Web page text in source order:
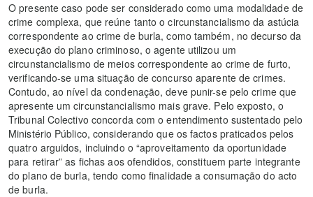
O presente caso pode ser considerado como uma modalidade de
crime complexa, que reúne tanto o circunstancialismo da astúcia
correspondente ao crime de burla, como também, no decurso da
execução do plano criminoso, o agente utilizou um
circunstancialismo de meios correspondente ao crime de furto,
verificando-se uma situação de concurso aparente de crimes.
Contudo, ao nível da condenação, deve punir-se pelo crime que
apresente um circunstancialismo mais grave. Pelo exposto, o
Tribunal Colectivo concorda com o entendimento sustentado pelo
Ministério Público, considerando que os factos praticados pelos
quatro arguidos, incluindo o “aproveitamento da oportunidade
para retirar” as fichas aos ofendidos, constituem parte integrante
do plano de burla, tendo como finalidade a consumação do acto
de burla.